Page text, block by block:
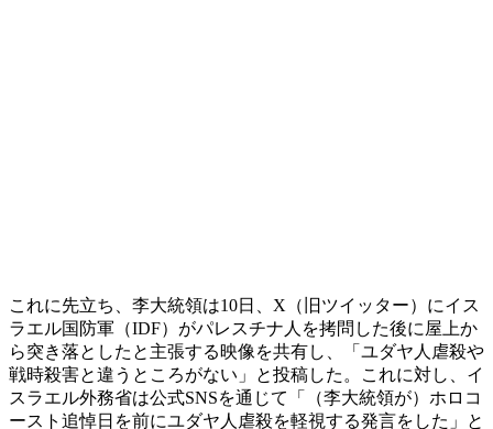
これに先立ち、李大統領は10日、X（旧ツイッター）にイス
ラエル国防軍（IDF）がパレスチナ人を拷問した後に屋上か
ら突き落としたと主張する映像を共有し、「ユダヤ人虐殺や
戦時殺害と違うところがない」と投稿した。これに対し、イ
スラエル外務省は公式SNSを通じて「（李大統領が）ホロコ
ースト追悼日を前にユダヤ人虐殺を軽視する発言をした」と